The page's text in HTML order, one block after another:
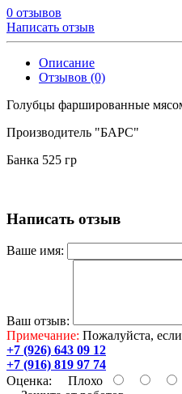
0 отзывов
Написать отзыв
Описание
Отзывов (0)
Голубцы фаршированные
Производитель "БАРС"
Банка 525 гр
Написать отзыв
Ваше имя:
Ваш отзыв:
Примечание: Пожалуйста, если
+7 (926) 643 09 12
+7 (916) 819 97 74
Оценка: Плохо